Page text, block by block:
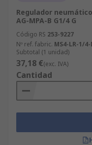
Regulador neumático
AG-MPA-B G1/4 G
Código RS 253-9227
Nº ref. fabric. MS4-LR-1/4-
Subtotal (1 unidad)
37,18 €(exc. IVA)
Cantidad